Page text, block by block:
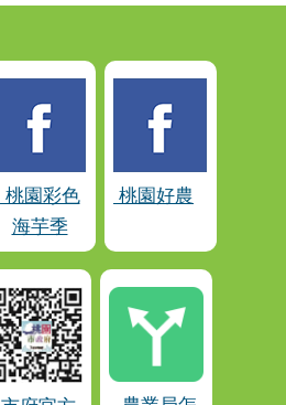
桃園彩色
海芋季
桃園好農